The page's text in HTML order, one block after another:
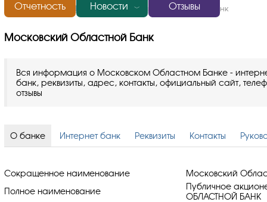
Отчетность Новости ﹀ Отзывы
Главная/Банки России/Московский Областной Банк
Московский Областной Банк
Вся информация о Московском Областном Банке -
банк, реквизиты, адрес, контакты, официальный сайт,
отзывы
О банке Интернет банк Реквизиты Контакты
Сокращенное наименование
Московский
Полное наименование
Публичное
ОБЛАСТНОЙ БАНК